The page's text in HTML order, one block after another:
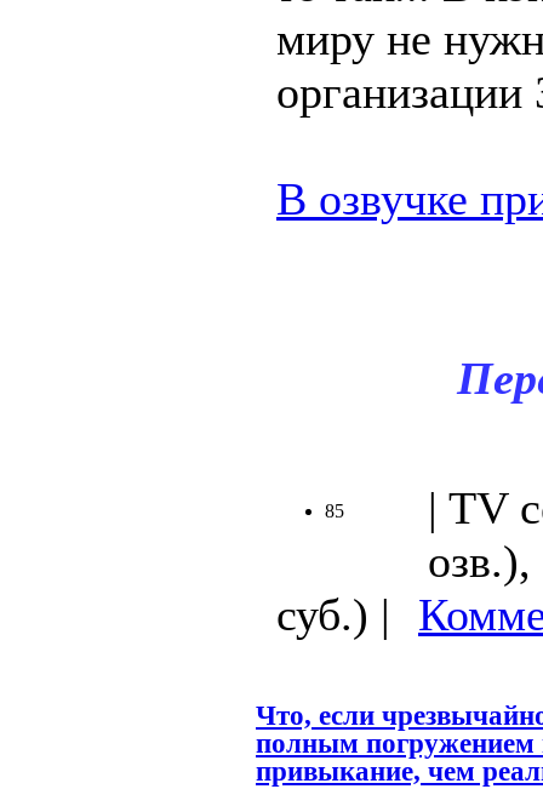
миру не
организации
В озвучке
85
| TV
суб.) |
Что, если
полным погружением
привыкание, чем